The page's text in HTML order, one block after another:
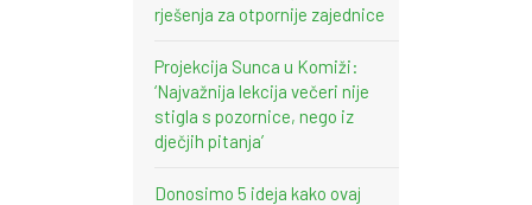
rješenja za otpornije zajednice
Projekcija Sunca u Komiži:
‘Najvažnija lekcija večeri nije
stigla s pozornice, nego iz
dječjih pitanja’
Donosimo 5 ideja kako ovaj